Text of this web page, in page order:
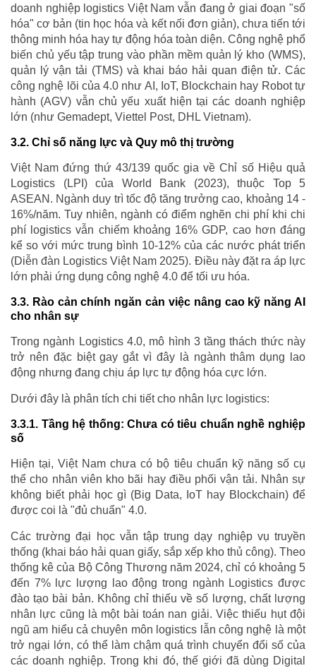
doanh nghiệp logistics Việt Nam vẫn đang ở giai đoạn "số
hóa" cơ bản (tin học hóa và kết nối đơn giản), chưa tiến tới
thông minh hóa hay tự động hóa toàn diện. Công nghệ phổ
biến chủ yếu tập trung vào phần mềm quản lý kho (WMS),
quản lý vận tải (TMS) và khai báo hải quan điện tử. Các
công nghệ lõi của 4.0 như AI, IoT, Blockchain hay Robot tự
hành (AGV) vẫn chủ yếu xuất hiện tại các doanh nghiệp
lớn (như Gemadept, Viettel Post, DHL Vietnam).
3.2. Chỉ số năng lực và Quy mô thị trường
Việt Nam đứng thứ 43/139 quốc gia về Chỉ số Hiệu quả
Logistics (LPI) của World Bank (2023), thuộc Top 5
ASEAN. Ngành duy trì tốc độ tăng trưởng cao, khoảng 14 -
16%/năm. Tuy nhiên, ngành có điểm nghẽn chi phí khi chi
phí logistics vẫn chiếm khoảng 16% GDP, cao hơn đáng
kể so với mức trung bình 10-12% của các nước phát triển
(Diễn đàn Logistics Việt Nam 2025). Điều này đặt ra áp lực
lớn phải ứng dụng công nghệ 4.0 để tối ưu hóa.
3.3. Rào cản chính ngăn cản việc nâng cao kỹ năng AI
cho nhân sự
Trong ngành Logistics 4.0, mô hình 3 tầng thách thức này
trở nên đặc biệt gay gắt vì đây là ngành thâm dụng lao
động nhưng đang chịu áp lực tự động hóa cực lớn.
Dưới đây là phân tích chi tiết cho nhân lực logistics:
3.3.1. Tầng hệ thống: Chưa có tiêu chuẩn nghề nghiệp
số
Hiện tại, Việt Nam chưa có bộ tiêu chuẩn kỹ năng số cụ
thể cho nhân viên kho bãi hay điều phối vận tải. Nhân sự
không biết phải học gì (Big Data, IoT hay Blockchain) để
được coi là "đủ chuẩn" 4.0.
Các trường đại học vẫn tập trung dạy nghiệp vụ truyền
thống (khai báo hải quan giấy, sắp xếp kho thủ công). Theo
thống kê của Bộ Công Thương năm 2024, chỉ có khoảng 5
đến 7% lực lượng lao động trong ngành Logistics được
đào tạo bài bản. Không chỉ thiếu về số lượng, chất lượng
nhân lực cũng là một bài toán nan giải. Việc thiếu hụt đội
ngũ am hiểu cả chuyên môn logistics lẫn công nghệ là một
trở ngại lớn, có thể làm chậm quá trình chuyển đổi số của
các doanh nghiệp. Trong khi đó, thế giới đã dùng Digital